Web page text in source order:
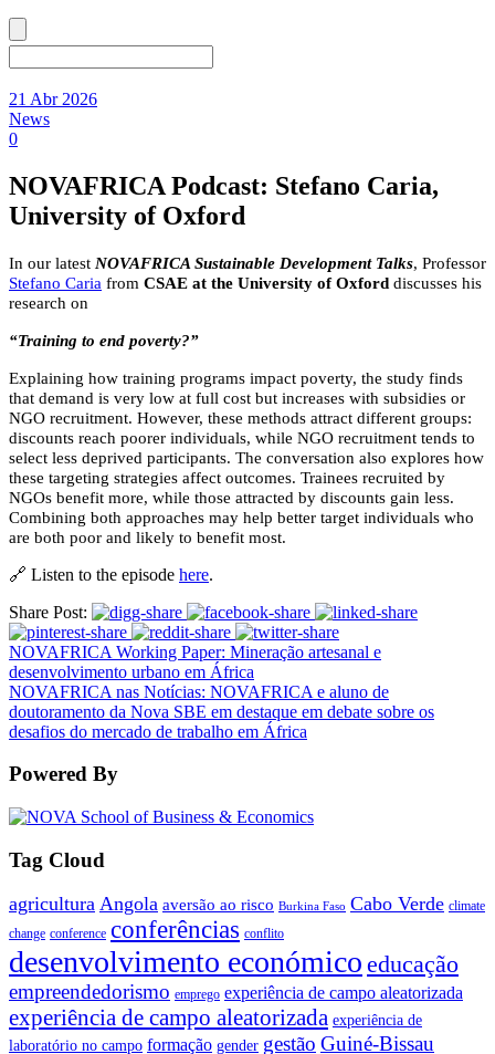
21 Abr 2026
News
0
NOVAFRICA Podcast: Stefano Caria,
University of Oxford
In our latest NOVAFRICA Sustainable Development Talks, Professor
Stefano Caria from CSAE at the University of Oxford discusses his
research on
“Training to end poverty?”
Explaining how training programs impact poverty, the study finds
that demand is very low at full cost but increases with subsidies or
NGO recruitment. However, these methods attract different groups:
discounts reach poorer individuals, while NGO recruitment tends to
select less deprived participants. The conversation also explores how
these targeting strategies affect outcomes. Trainees recruited by
NGOs benefit more, while those attracted by discounts gain less.
Combining both approaches may help better target individuals who
are both poor and likely to benefit most.
🔗 Listen to the episode here.
Share Post:
NOVAFRICA Working Paper: Mineração artesanal e
desenvolvimento urbano em África
NOVAFRICA nas Notícias: NOVAFRICA e aluno de
doutoramento da Nova SBE em destaque em debate sobre os
desafios do mercado de trabalho em África
Powered By
Tag Cloud
agricultura Angola aversão ao risco Burkina Faso Cabo Verde climate
change conference conferências conflito
desenvolvimento económico educação
empreendedorismo emprego experiência de campo aleatorizada
experiência de campo aleatorizada experiência de
laboratório no campo formação gender gestão Guiné-Bissau